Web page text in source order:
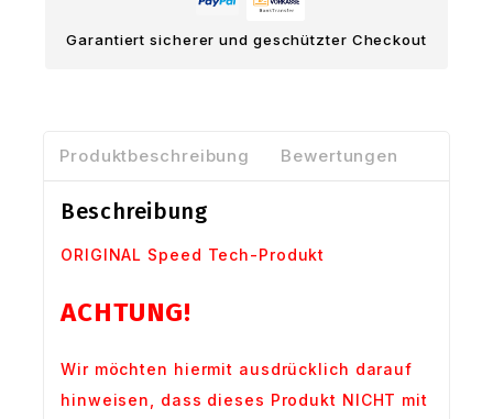
Garantiert sicherer und geschützter Checkout
Produktbeschreibung Bewertungen
Beschreibung
ORIGINAL Speed Tech-Produkt
ACHTUNG!
Wir möchten hiermit ausdrücklich darauf
hinweisen, dass dieses Produkt NICHT mit